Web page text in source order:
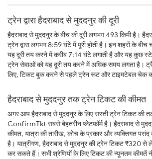
ट्रेन द्वारा हैदराबाद से मुददनुर की दूरी
हैदराबाद से मुददनुर के बीच की दूरी लगभग 493 किमी है।
ट्रेन द्वारा लगभग 8:59 घंटे में पूरी होती है। इन शहरों के
यह दूरी तय करने में करीब 7:14 घंटे लगाती है और यह कुछ
ट्रेन सेवाओं को यह दूरी तय करने में अधिक समय लगता है।
लिए, टिकट बुक करने से पहले ट्रेन रूट और टाइमटेबल चेक
हैदराबाद से मुददनुर तक ट्रेन टिकट की कीमत
अगर आप हैदराबाद से मुददनुर के लिए सस्ती ट्रेन टिकट की
ConfirmTkt सबसे बेहतरीन प्लेटफ़ॉर्म है। हैदराबाद से
कीमत, यात्रा की तारीख, कोच के प्रकार और व्यक्तिगत
है। यात्रीगण, हैदराबाद से मुददनुर की ट्रेन टिकट ₹320 से
कर सकते हैं। सभी श्रेणियों के लिए टिकट की न्यूनतम कीमतें